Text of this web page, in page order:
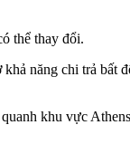
thể thay đổi.
năng chi trả bất
khu vực